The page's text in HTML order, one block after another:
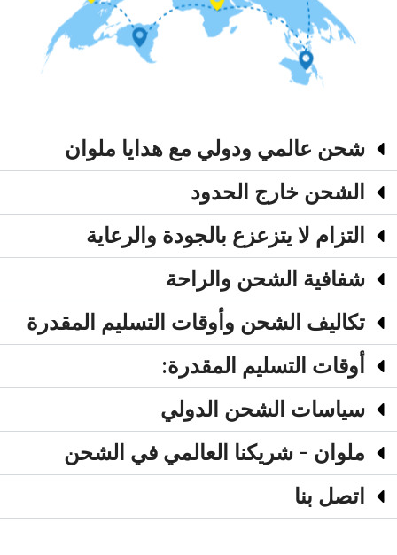
شحن عالمي ودولي مع هدايا ملوان
الشحن خارج الحدود
التزام لا يتزعزع بالجودة والرعاية
شفافية الشحن والراحة
تكاليف الشحن وأوقات التسليم المقدرة
أوقات التسليم المقدرة:
سياسات الشحن الدولي
ملوان - شريكنا العالمي في الشحن
اتصل بنا